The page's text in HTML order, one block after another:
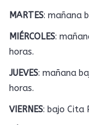
MARTES: mañana
MIÉRCOLES:
horas.
JUEVES: mañana
horas.
VIERNES: bajo Cita